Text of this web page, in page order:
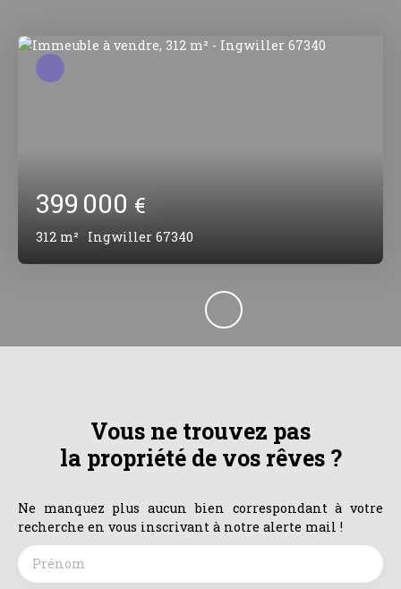
399 000 €
312 m² Ingwiller 67340
Vous ne trouvez pas
la propriété de vos rêves ?
Ne manquez plus aucun bien correspondant à votre
recherche en vous inscrivant à notre alerte mail !
Prénom